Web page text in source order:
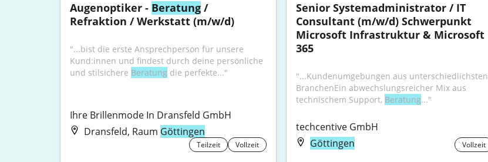
Augenoptiker - Beratung /
Refraktion / Werkstatt (m/w/d)
"...bist die erste Ansprechperson für unsere
Kund:innen und findest durch deine persönliche
und stilsichere Beratung die perfekte..."
Ihre Brillenmode In Dransfeld GmbH
Dransfeld, Raum Göttingen
Teilzeit Vollzeit
Senior Systemadministrator / IT
Consultant (m/w/d) Schwerpunkt
Microsoft Infrastruktur & Microsoft
365
"...Kundenumgebungen aus unterschiedlichsten
BranchenEin abwechslungsreicher Mix aus
technischem Support, Beratung..."
techcentive GmbH
Göttingen
Vollzeit